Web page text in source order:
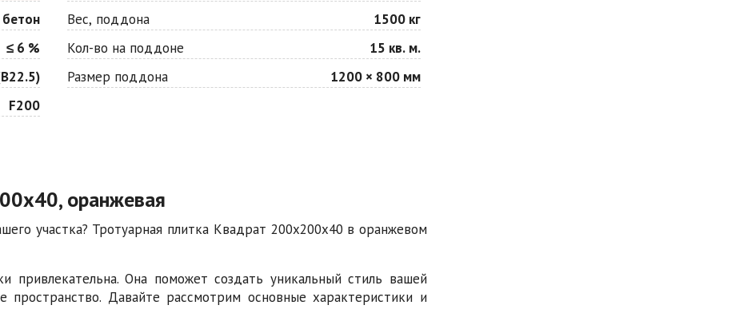
бетон
≤ 6 %
F200
Вес, поддона
1500 кг
Кол-во на поддоне
15 кв. м.
Размер поддона
1200 × 800 мм
оранжевая
участка? Тротуарная плитка Квадрат 200х200х40 в оранжевом
привлекательна. Она поможет создать уникальный стиль вашей
Давайте рассмотрим основные характеристики и